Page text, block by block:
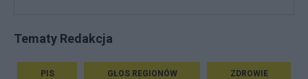
Tematy Redakcja
PIS GŁOS REGIONÓW ZDROWIE